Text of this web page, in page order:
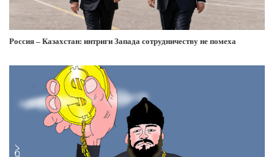
Россия – Казахстан: интриги Запада сотрудничеству не помеха